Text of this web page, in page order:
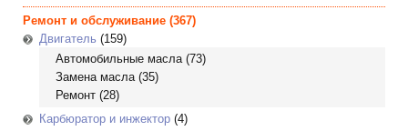
Ремонт и обслуживание (367)
Двигатель (159)
Автомобильные масла(73)
Замена масла(35)
Ремонт (28)
Карбюратор и инжектор (4)